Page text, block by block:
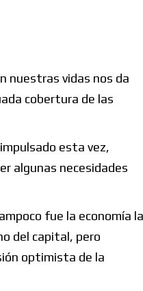
nuestras vidas nos da
cobertura de las
esta vez,
algunas necesidades
fue la economía la
del capital, pero
optimista de la